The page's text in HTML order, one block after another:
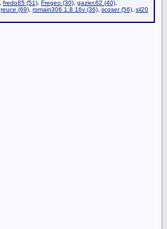
fredo85 (51) Fregeo (30) gazier.62 (40)
reuce (69) romain306 1.8 16v (36) scoser (56) sil20